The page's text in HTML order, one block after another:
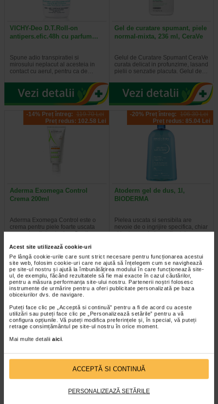
Acest site utilizează cookie-uri
Pe lângă cookie-urile care sunt strict necesare pentru funcționarea acestui
site web, folosim cookie-uri care ne ajută să înțelegem cum se navighează
pe site-ul nostru și ajută la îmbunătățirea modului în care funcționează site-
ul, de exemplu, făcând rezultatele să fie mai exacte în cazul căutărilor,
pentru a măsura performanța site-ului nostru. Partenerii noștri folosesc
instrumente de urmărire pentru a oferi publicitate personalizată pe baza
obiceiurilor dvs. de navigare.
Puteți face clic pe „Acceptă si continuă” pentru a fi de acord cu aceste
utilizări sau puteți face clic pe „Personalizează setările” pentru a vă
configura opțiunile. Vă puteți modifica preferințele și, în special, vă puteți
retrage consimțământul pe site-ul nostru în orice moment.
Mai multe detalii aici.
ACCEPTĂ SI CONTINUĂ
PERSONALIZEAZĂ SETĂRILE
VICHY-Deo D.T.Roll-on
antipers.efic.48h cu parfum…
Spune adio transpiratiei si
mirosului neplacut al acesteia in
contact cu aerul, pentru ca de…
Gel de curatare spumant, piele
normal-mixta, 236 ml, CeraVe
Gelul de Curatare Spumant CeraVe
curata delicat in profunzime, lasand
pielii o senzatie placuta. Gelul de…
-14% Preț întreg: 119.70 Lei
Preț redus: 102.58 Lei
Aderma Exomega Control
Crema 200ml
Aderma Exomega Control este o
crema pentru piele foarte uscata
sau cu tendinta atopica. Contine…
-20% Preț întreg: 106.30 Lei
Preț redus: 85.04 Lei
Atoderm gel de dus, 1l,
BIODERMA
Pielea uscata si sensibila are
nevoie de o ingrijire specifica, chiar
si la dus, unde ingredientele…
-35% Preț întreg: 63.60 Lei
Preț redus: 41.34 Lei
Crema reparatoare Cicabio
Creme+, 40 ml, BIODERMA
ultra-reparator care calmeaza si
previne cicatricile. Poate fi folosit…
-14% Preț întreg: 136,60 Lei
Preț redus: 117.09 Lei
Avene Xeracalm A.D. ulei de
dus X 400 ml
de curatare special creat pentru
pielea uscata a sugarilor, copiilor…